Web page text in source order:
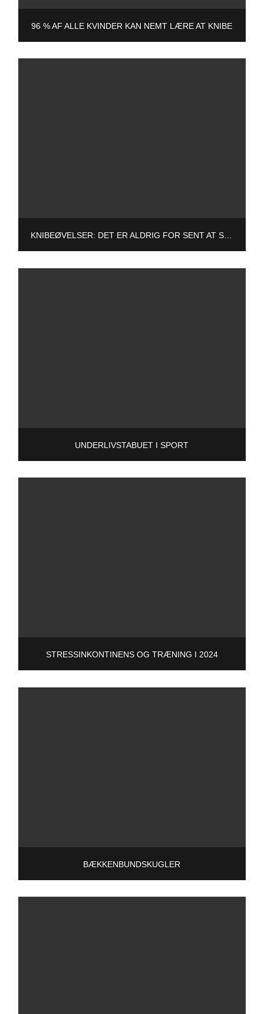
96 % AF ALLE KVINDER KAN NEMT LÆRE AT KNIBE
KNIBEØVELSER: DET ER ALDRIG FOR SENT AT STARTE
UNDERLIVSTABUET I SPORT
STRESSINKONTINENS OG TRÆNING I 2024
BÆKKENBUNDSKUGLER